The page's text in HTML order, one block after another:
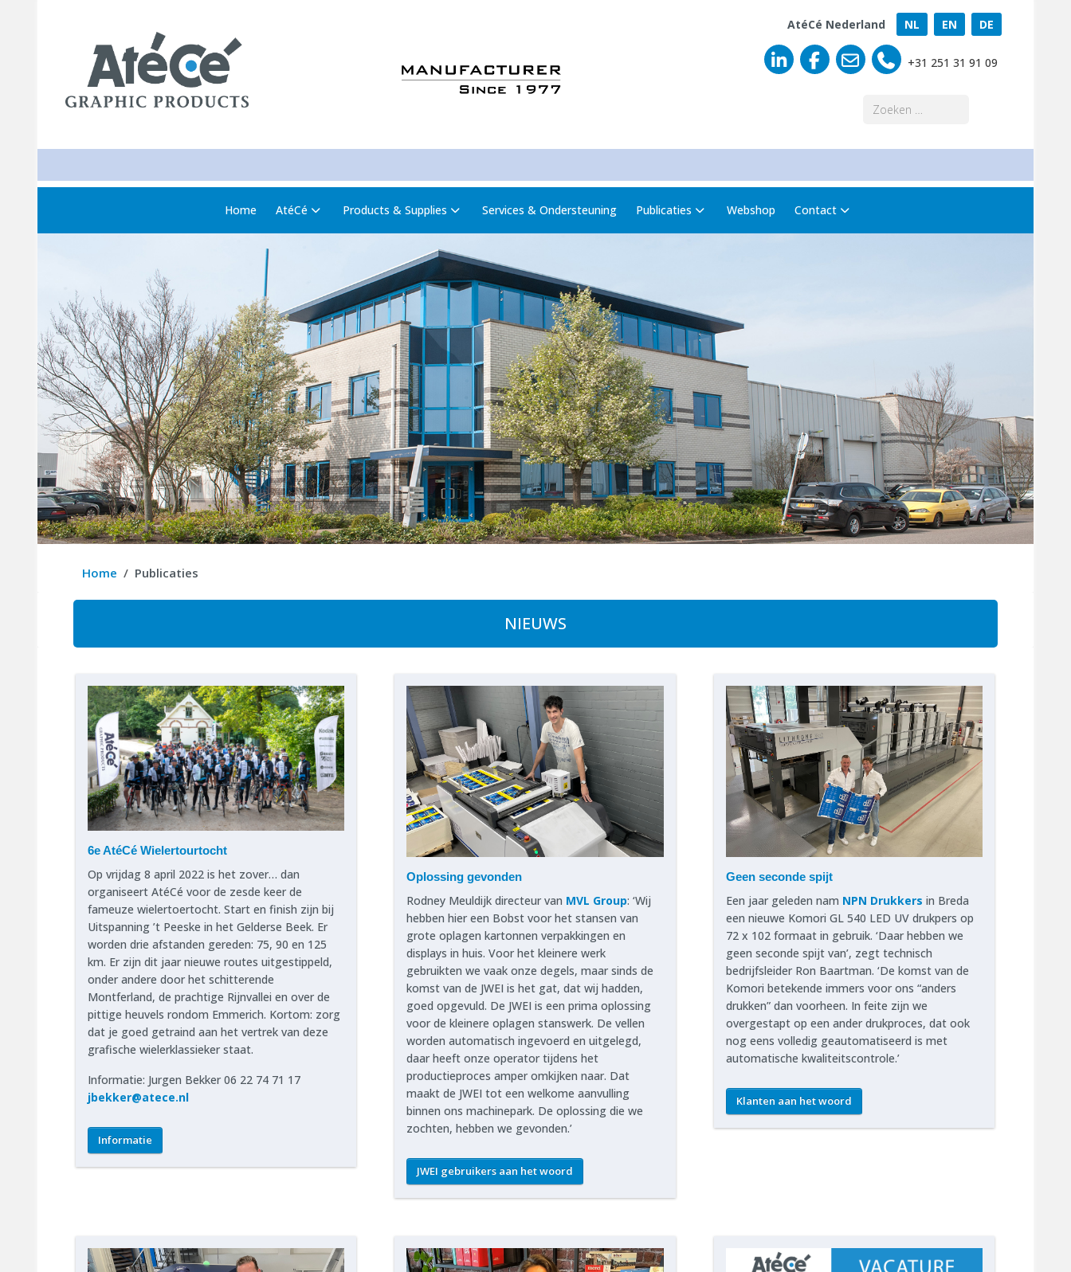
AtéCé Nederland NL EN DE
+31 251 31 91 09
Home AtéCé Products & Supplies Services & Ondersteuning Publicaties Webshop Contact
Home Publicaties
NIEUWS
6e AtéCé Wielertourtocht
Op vrijdag 8 april 2022 is het zover… dan
organiseert AtéCé voor de zesde keer de
fameuze wielertoertocht. Start en finish zijn bij
Uitspanning ’t Peeske in het Gelderse Beek. Er
worden drie afstanden gereden: 75, 90 en 125
km. Er zijn dit jaar nieuwe routes uitgestippeld,
onder andere door het schitterende
Montferland, de prachtige Rijnvallei en over de
pittige heuvels rondom Emmerich. Kortom: zorg
dat je goed getraind aan het vertrek van deze
grafische wielerklassieker staat.
Informatie: Jurgen Bekker 06 22 74 71 17
jbekker@atece.nl
Informatie
Oplossing gevonden
Rodney Meuldijk directeur van MVL Group: ‘Wij
hebben hier een Bobst voor het stansen van
grote oplagen kartonnen verpakkingen en
displays in huis. Voor het kleinere werk
gebruikten we vaak onze degels, maar sinds de
komst van de JWEI is het gat, dat wij hadden,
goed opgevuld. De JWEI is een prima oplossing
voor de kleinere oplagen stanswerk. De vellen
worden automatisch ingevoerd en uitgelegd,
daar heeft onze operator tijdens het
productieproces amper omkijken naar. Dat
maakt de JWEI tot een welkome aanvulling
binnen ons machinepark. De oplossing die we
zochten, hebben we gevonden.’
JWEI gebruikers aan het woord
Geen seconde spijt
Een jaar geleden nam NPN Drukkers in Breda
een nieuwe Komori GL 540 LED UV drukpers op
72 x 102 formaat in gebruik. ‘Daar hebben we
geen seconde spijt van’, zegt technisch
bedrijfsleider Ron Baartman. ‘De komst van de
Komori betekende immers voor ons “anders
drukken” dan voorheen. In feite zijn we
overgestapt op een ander drukproces, dat ook
nog eens volledig geautomatiseerd is met
automatische kwaliteitscontrole.’
Klanten aan het woord